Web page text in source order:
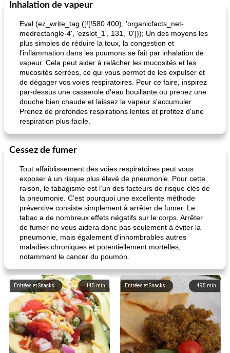
Inhalation de vapeur
Eval (ez_write_tag ([![!580 400), 'organicfacts_net-
medrectangle-4', 'ezslot_1', 131, '0'])); Un des moyens les
plus simples de réduire la toux, la congestion et
l’inflammation dans les poumons se fait par inhalation de
vapeur. Cela peut aider à relâcher les mucosités et les
mucosités serrées, ce qui vous permet de les expulser et
de dégager vos voies respiratoires. Pour ce faire, inspirez
par-dessus une casserole d'eau bouillante ou prenez une
douche bien chaude et laissez la vapeur s'accumuler.
Prenez de profondes respirations lentes et profitez d'une
respiration plus facile.
Cessez de fumer
Tout affaiblissement des voies respiratoires peut vous
exposer à un risque plus élevé de pneumonie. Pour cette
raison, le tabagisme est l’un des facteurs de risque clés de
la pneumonie. C’est pourquoi une excellente méthode
préventive consiste simplement à arrêter de fumer. Le
tabac a de nombreux effets négatifs sur le corps. Arrêter
de fumer ne vous aidera donc pas seulement à éviter la
pneumonie, mais également d'innombrables autres
maladies chroniques et potentiellement mortelles,
notamment le cancer du poumon.
145 min
Entrées et Snacks 495 min
Entrées et Snacks